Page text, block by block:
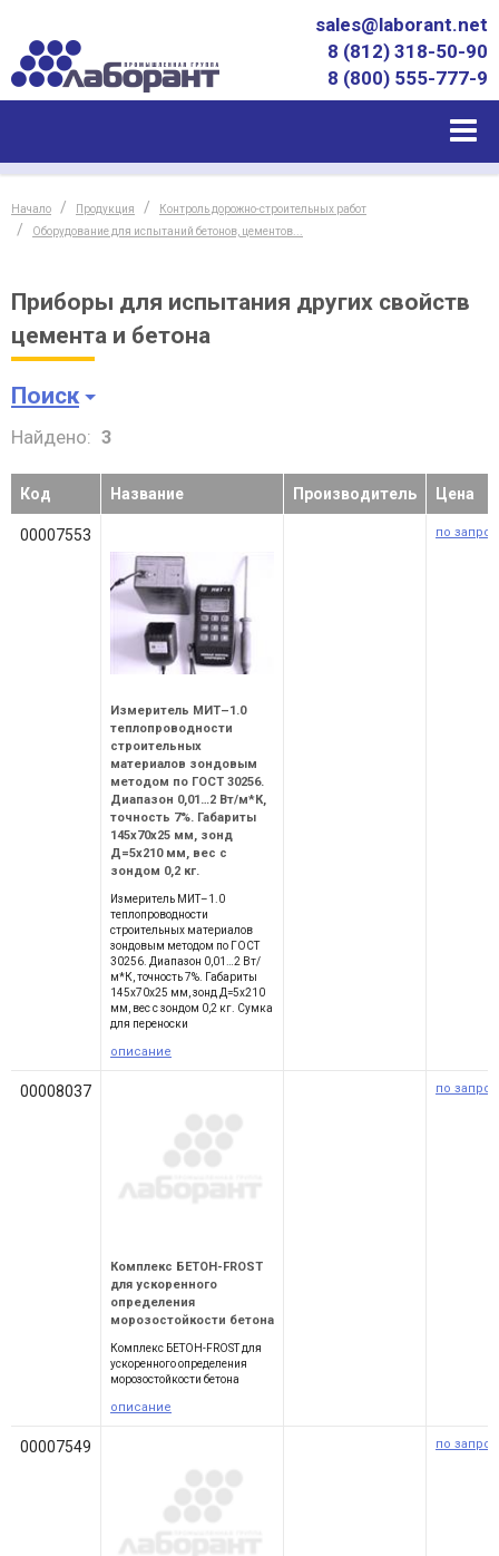
sales@laborant.net
8 (812) 318-50-90
8 (800) 555-777-9
Начало Продукция
Контроль дорожно-строительных работ
Оборудование для испытаний бетонов, цементов...
Приборы для испытания других свойств
цемента и бетона
Поиск
Найдено: 3
Код Название Производитель Цена
00007553
Измеритель МИТ–1.0
теплопроводности
строительных
материалов зондовым
методом по ГОСТ 30256.
Диапазон 0,01…2 Вт/м*К,
точность 7%. Габариты
145х70х25 мм, зонд
Д=5х210 мм, вес с
зондом 0,2 кг.
Измеритель МИТ–1.0
теплопроводности
строительных материалов
зондовым методом по ГОСТ
30256. Диапазон 0,01…2 Вт/
м*К, точность 7%. Габариты
145х70х25 мм, зонд Д=5х210
мм, вес с зондом 0,2 кг. Сумка
для переноски
описание
по
00008037
Комплекс БЕТОН-FROST
для ускоренного
определения
морозостойкости бетона
Комплекс БЕТОН-FROST для
ускоренного определения
морозостойкости бетона
описание
по
00007549 по